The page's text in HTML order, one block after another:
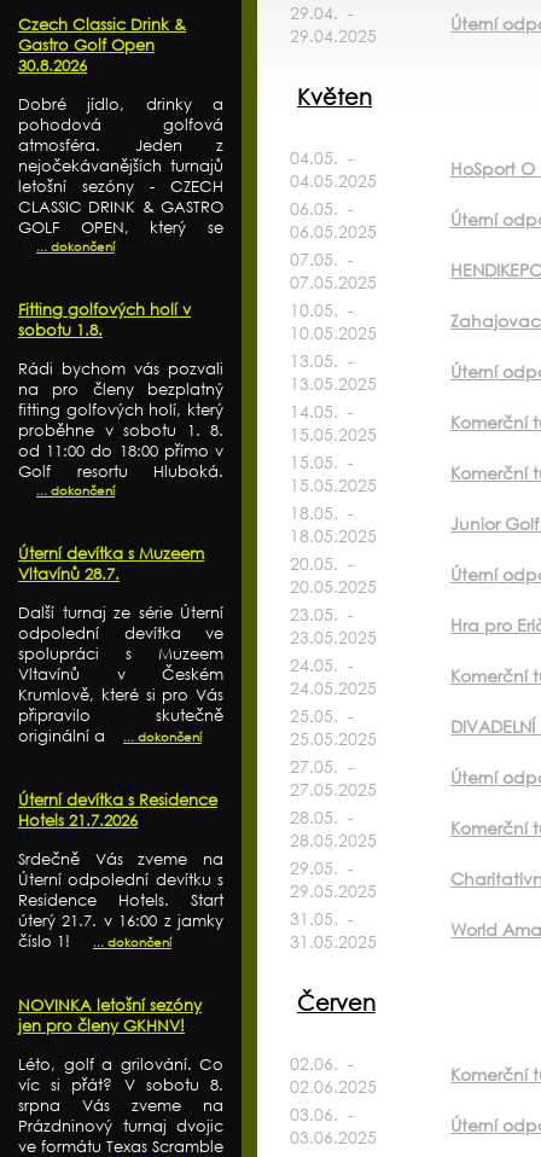
Czech Classic Drink &
Gastro Golf Open
30.8.2026
Dobré jídlo, drinky a
pohodová golfová
atmosféra. Jeden z
nejočekávanějších turnajů
letošní sezóny - CZECH
CLASSIC DRINK & GASTRO
GOLF OPEN, který se
... dokončení
Fitting golfových holí v
sobotu 1.8.
Rádi bychom vás pozvali
na pro členy bezplatný
fitting golfových holí, který
proběhne v sobotu 1. 8.
od 11:00 do 18:00 přímo v
Golf resortu Hluboká.
... dokončení
Úterní devítka s Muzeem
Vltavínů 28.7.
Další turnaj ze série Úterní
odpolední devítka ve
spolupráci s Muzeem
Vltavínů v Českém
Krumlově, které si pro Vás
připravilo skutečně
originální a
... dokončení
Úterní devítka s Residence
Hotels 21.7.2026
Srdečně Vás zveme na
Úterní odpolední devítku s
Residence Hotels. Start
úterý 21.7. v 16:00 z jamky
číslo 1!
... dokončení
NOVINKA letošní sezóny
jen pro členy GKHNV!
Léto, golf a grilování. Co
víc si přát? V sobotu 8.
srpna Vás zveme na
Prázdninový turnaj dvojic
ve formátu Texas Scramble
29.04. -
29.04.2025
Úterní
Květen
04.05. -
04.05.2025
HoSport
06.05. -
06.05.2025
Úterní
07.05. -
07.05.2025
10.05. -
10.05.2025
13.05. -
13.05.2025
Úterní
14.05. -
15.05.2025
Komerční
15.05. -
15.05.2025
Komerční
18.05. -
18.05.2025
Junior
20.05. -
20.05.2025
Úterní
23.05. -
23.05.2025
Hra pro
24.05. -
24.05.2025
Komerční
25.05. -
25.05.2025
27.05. -
27.05.2025
Úterní
28.05. -
28.05.2025
Komerční
29.05. -
29.05.2025
31.05. -
31.05.2025
World
Červen
02.06. -
02.06.2025
Komerční
03.06. -
03.06.2025
Úterní